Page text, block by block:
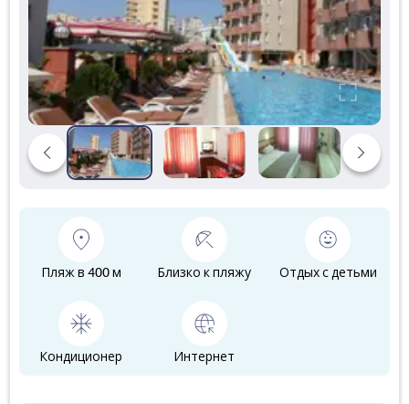
Пляж в 400 м Близко к пляжу Отдых с детьми
Кондиционер Интернет